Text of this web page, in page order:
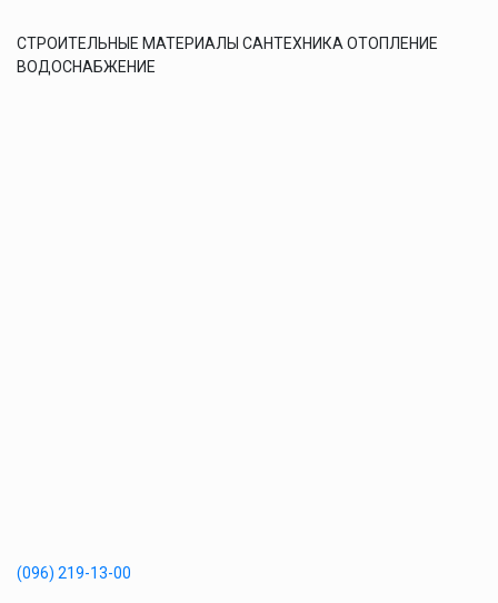
СТРОИТЕЛЬНЫЕ МАТЕРИАЛЫ САНТЕХНИКА ОТОПЛЕНИЕ
ВОДОСНАБЖЕНИЕ
(096) 219-13-00